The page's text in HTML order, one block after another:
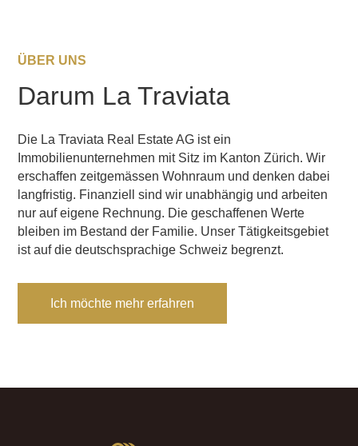
ÜBER UNS
Darum La Traviata
Die La Traviata Real Estate AG ist ein
Immobilienunternehmen mit Sitz im Kanton Zürich. Wir
erschaffen zeitgemässen Wohnraum und denken dabei
langfristig. Finanziell sind wir unabhängig und arbeiten
nur auf eigene Rechnung. Die geschaffenen Werte
bleiben im Bestand der Familie. Unser Tätigkeitsgebiet
ist auf die deutschsprachige Schweiz begrenzt.
Ich möchte mehr erfahren